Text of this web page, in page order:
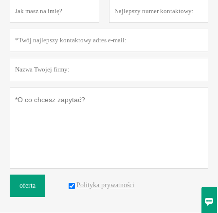
oferta Polityka prywatności
